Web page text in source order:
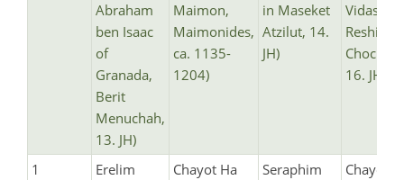
Abraham
ben Isaac
of
Granada,
Berit
Menuchah,
13. JH)
Maimon,
Maimonides,
ca. 1135-
1204)
in Maseket
Atzilut, 14.
JH)
Vidas in
Reshit
16. JH)
1 Erelim
Chayot Ha
Seraphim
Chayot